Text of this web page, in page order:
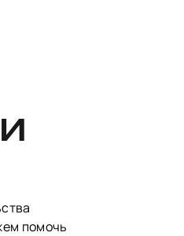
помочь